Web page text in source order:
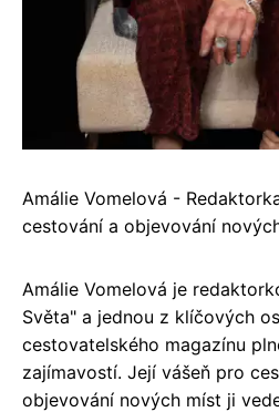
Amálie Vomelová -
cestování a objevování
Amálie Vomelová je
Světa" a jednou z klíčových
cestovatelského magazínu
zajímavostí. Její vášeň pro
objevování nových míst ji